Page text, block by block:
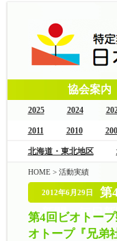
協会案内
2025 2024
2011 2010
北海道・東北地区
HOME> 活動実績
2012年6月29日
第
新聞、毎日
第4回ビオトー
オトープ『兄弟